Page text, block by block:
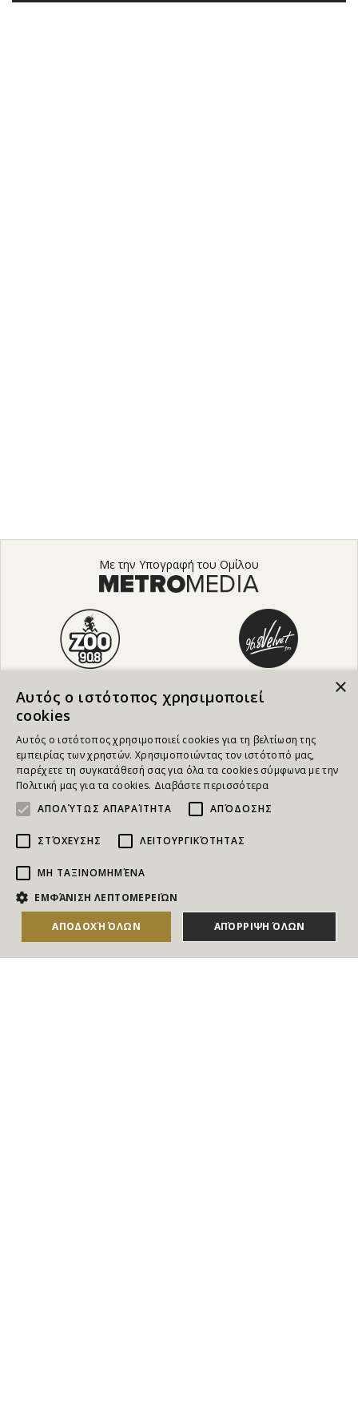
ΑΓΟΡΑΣΕ ΤΟ
Με την Υπογραφή του Ομίλου
NEWSLETTER
Για να ενημερώνεστε άμεσα για τους Διαγωνισμούς, τα
Δώρα, τις Νέες Προσφορές & τις Νέες Δωροεπιταγές
×
Αυτός ο ιστότοπος χρησιμοποιεί
cookies
Αυτός ο ιστότοπος χρησιμοποιεί cookies για τη βελτίωση της
εμπειρίας των χρηστών. Χρησιμοποιώντας τον ιστότοπό μας,
παρέχετε τη συγκατάθεσή σας για όλα τα cookies σύμφωνα με την
Πολιτική μας για τα cookies. Διαβάστε περισσότερα
ΑΠΟΛΎΤΩΣ ΑΠΑΡΑΊΤΗΤΑ
ΑΠΌΔΟΣΗΣ
ΣΤΌΧΕΥΣΗΣ ΛΕΙΤΟΥΡΓΙΚΌΤΗΤΑΣ
ΜΗ ΤΑΞΙΝΟΜΗΜΈΝΑ
ΕΜΦΆΝΙΣΗ ΛΕΠΤΟΜΕΡΕΙΏΝ
ΑΠΟΔΟΧΉ ΌΛΩΝ ΑΠΌΡΡΙΨΗ ΌΛΩΝ